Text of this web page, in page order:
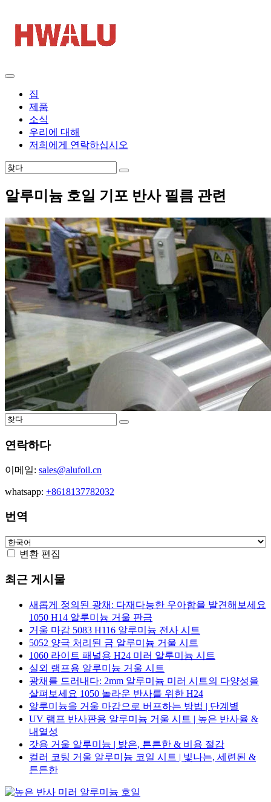
집
제품
소식
우리에 대해
저희에게 연락하십시오
알루미늄 호일 기포 반사 필름 관련
연락하다
이메일: sales@alufoil.cn
whatsapp: +8618137782032
번역
변환 편집
최근 게시물
새롭게 정의된 광채: 다재다능한 우아함을 발견해보세요
1050 H14 알루미늄 거울 판금
거울 마감 5083 H116 알루미늄 전사 시트
5052 양극 처리된 금 알루미늄 거울 시트
1060 라이트 패널용 H24 미러 알루미늄 시트
실외 램프용 알루미늄 거울 시트
광채를 드러내다: 2mm 알루미늄 미러 시트의 다양성을
살펴보세요 1050 놀라운 반사를 위한 H24
알루미늄을 거울 마감으로 버프하는 방법 | 단계별
UV 램프 반사판용 알루미늄 거울 시트 | 높은 반사율 &
내열성
갓용 거울 알루미늄 | 밝은, 튼튼한 & 비용 절감
컬러 코팅 거울 알루미늄 코일 시트 | 빛나는, 세련된 &
튼튼한